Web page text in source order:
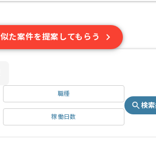
似た案件を提案してもらう
職種
稼働日数
検